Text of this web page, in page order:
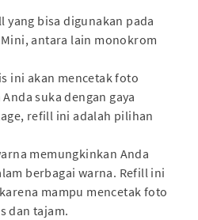
yang bisa digunakan pada
antara lain monokrom
ini akan mencetak foto
suka dengan gaya
refill ini adalah pilihan
memungkinkan Anda
berbagai warna. Refill ini
mampu mencetak foto
dan tajam.